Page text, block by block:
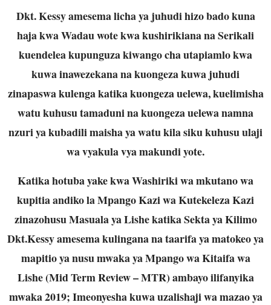
Dkt. Kessy amesema licha ya juhudi hizo bado kuna
haja kwa Wadau wote kwa kushirikiana na Serikali
kuendelea kupunguza kiwango cha utapiamlo kwa
kuwa inawezekana na kuongeza kuwa juhudi
zinapaswa kulenga katika kuongeza uelewa, kuelimisha
watu kuhusu tamaduni na kuongeza uelewa namna
nzuri ya kubadili maisha ya watu kila siku kuhusu ulaji
wa vyakula vya makundi yote.
Katika hotuba yake kwa Washiriki wa mkutano wa
kupitia andiko la Mpango Kazi wa Kutekeleza Kazi
zinazohusu Masuala ya Lishe katika Sekta ya Kilimo
Dkt.Kessy amesema kulingana na taarifa ya matokeo ya
mapitio ya nusu mwaka ya Mpango wa Kitaifa wa
Lishe (Mid Term Review – MTR) ambayo ilifanyika
mwaka 2019; Imeonyesha kuwa uzalishaji wa mazao ya